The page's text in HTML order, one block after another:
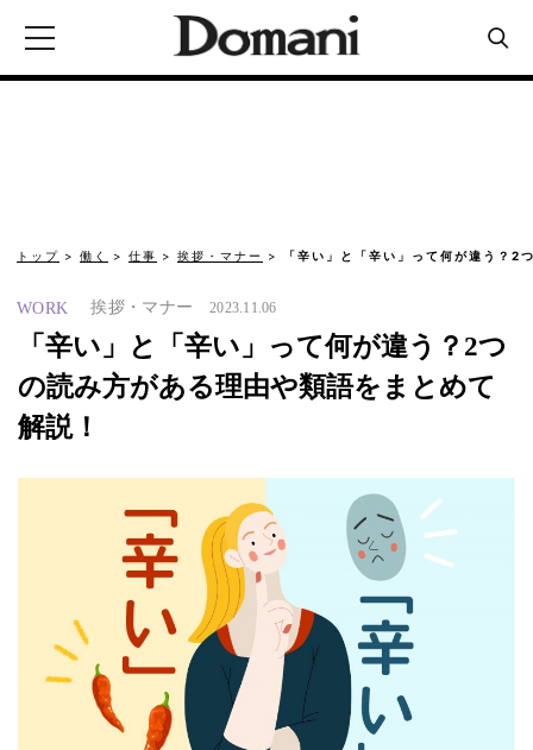
トップ 働く 仕事 挨拶・マナー 「辛い」と「辛い」って何が違う？2
WORK 挨拶・マナー 2023.11.06
「辛い」と「辛い」って何が違う？2つ
の読み方がある理由や類語をまとめて
解説！